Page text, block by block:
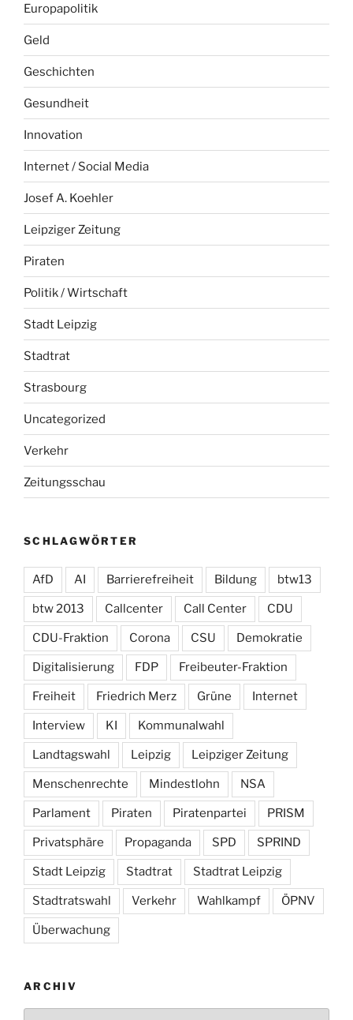
Europapolitik
Geld
Geschichten
Gesundheit
Innovation
Internet / Social Media
Josef A. Koehler
Leipziger Zeitung
Piraten
Politik / Wirtschaft
Stadt Leipzig
Stadtrat
Strasbourg
Uncategorized
Verkehr
Zeitungsschau
SCHLAGWÖRTER
AfD AI Barrierefreiheit Bildung btw13
btw 2013 Callcenter Call Center CDU
CDU-Fraktion Corona CSU Demokratie
Digitalisierung FDP Freibeuter-Fraktion
Freiheit Friedrich Merz Grüne Internet
Interview KI Kommunalwahl
Landtagswahl Leipzig Leipziger Zeitung
Menschenrechte Mindestlohn NSA
Parlament Piraten Piratenpartei PRISM
Privatsphäre Propaganda SPD SPRIND
Stadt Leipzig Stadtrat Stadtrat Leipzig
Stadtratswahl Verkehr Wahlkampf ÖPNV
Überwachung
ARCHIV